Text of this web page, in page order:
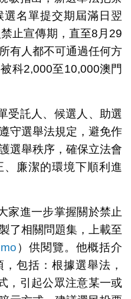
名單提交期屆滿日翌
止宣傳期，直至8月29
有人都不可通過任何方
科2,000至10,000澳門
受託人、候選人、助選
守選舉法規定，避免作
選舉秩序，確保立法會
廉潔的環境下順利進
家進一步掌握關於禁止
了相關問題集，上載至
）供閱覽。他概括介
包括：根據選舉法，
，引起公眾注意某一或